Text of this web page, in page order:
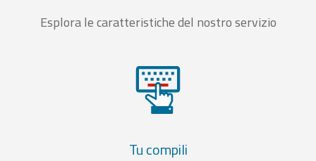
Esplora le caratteristiche del nostro servizio
Tu compili